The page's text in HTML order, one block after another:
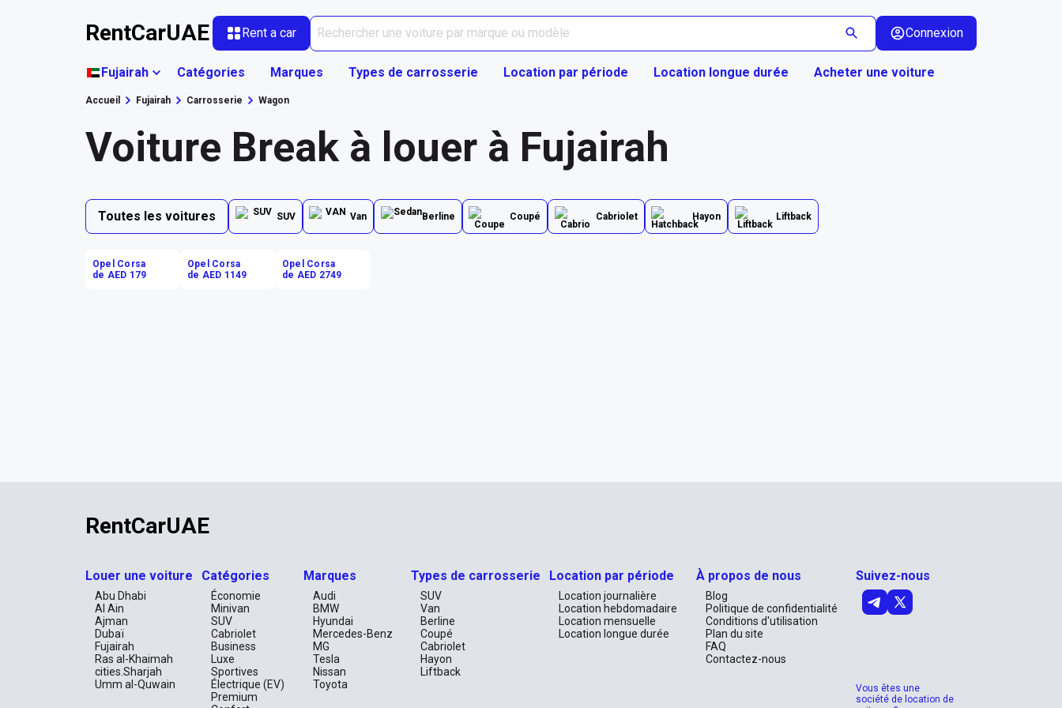
RentCarUAE Rent a car Connexion
Fujairah Catégories Marques Types de carrosserie Location par période Location longue durée Acheter une voiture
Accueil Fujairah Carrosserie Wagon
Voiture Break à louer à Fujairah
Toutes les voitures SUV Van Berline Coupé Cabriolet Hayon Liftback
Opel Corsa
de AED 179
Opel Corsa
de AED 1149
Opel Corsa
de AED 2749
RentCarUAE
Louer une voiture
Abu Dhabi
Al Ain
Ajman
Dubaï
Fujairah
Ras al-Khaimah
cities.Sharjah
Umm al-Quwain
Catégories
Économie
Minivan
SUV
Cabriolet
Business
Luxe
Sportives
Électrique (EV)
Premium
Marques
Audi
BMW
Hyundai
Mercedes-Benz
MG
Tesla
Nissan
Toyota
Types de carrosserie
SUV
Van
Berline
Coupé
Cabriolet
Hayon
Liftback
Location par période
Location journalière
Location hebdomadaire
Location mensuelle
Location longue durée
À propos de nous
Blog
Politique de confidentialité
Conditions d'utilisation
Plan du site
FAQ
Contactez-nous
Suivez-nous
Vous êtes une
société de location de